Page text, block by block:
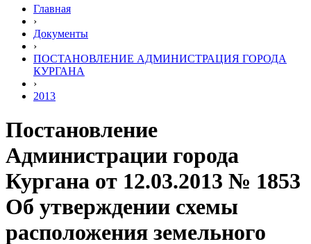
Главная
›
Документы
›
ПОСТАНОВЛЕНИЕ АДМИНИСТРАЦИЯ ГОРОДА
КУРГАНА
›
2013
Постановление
Администрации города
Кургана от 12.03.2013 № 1853
Об утверждении схемы
расположения земельного